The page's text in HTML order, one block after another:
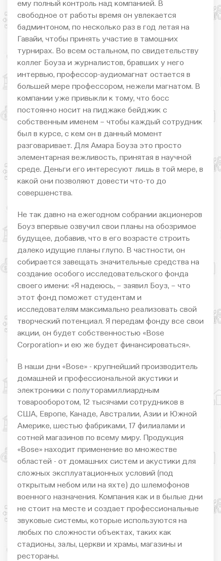
ему полный контроль над компанией. В
свободное от работы время он увлекается
бадминтоном, по несколько раз в год летая на
Гавайи, чтобы принять участие в тамошних
турнирах. Во всем остальном, по свидетельству
коллег Боуза и журналистов, бравших у него
интервью, профессор-аудиомагнат остается в
большей мере профессором, нежели магнатом. В
компании уже привыкли к тому, что босс
постоянно носит на пиджаке бейджик с
собственным именем – чтобы каждый сотрудник
был в курсе, с кем он в данный момент
разговаривает. Для Амара Боуза это просто
элементарная вежливость, принятая в научной
среде. Деньги его интересуют лишь в той мере, в
какой они позволяют довести что-то до
совершенства.
Не так давно на ежегодном собрании акционеров
Боуз впервые озвучил свои планы на обозримое
будущее, добавив, что в его возрасте строить
далеко идущие планы глупо. В частности, он
собирается завещать значительные средства на
создание особого исследовательского фонда
своего имени: «Я надеюсь, – заявил Боуз, – что
этот фонд поможет студентам и
исследователям максимально реализовать свой
творческий потенциал. Я передам фонду все свои
акции, он будет собственностью «Bose
Corporation» и ею же будет финансироваться».
В наши дни «Bose» - крупнейший производитель
домашней и профессиональной акустики и
электроники с полуторамиллиардным
товарооборотом, 12 тысячами сотрудников в
США, Европе, Канаде, Австралии, Азии и Южной
Америке, шестью фабриками, 17 филиалами и
сотней магазинов по всему миру. Продукция
«Bose» находит применение во множестве
областей - от домашних систем и акустики для
сложных эксплуатационных условий (под
открытым небом или на яхте) до шлемофонов
военного назначения. Компания как и в былые дни
не стоит на месте и создает профессиональные
звуковые системы, которые используются на
любых по сложности объектах, таких как
стадионы, залы, церкви и храмы, магазины и
рестораны.